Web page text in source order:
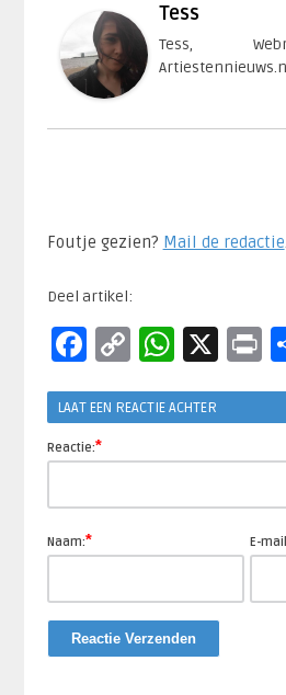
Tess
Tess,
Foutje gezien? Mail de redactie.​
Deel artikel:
Facebook
Copy X
LAAT EEN REACTIE ACHTER
Reactie:*
Naam:* E-